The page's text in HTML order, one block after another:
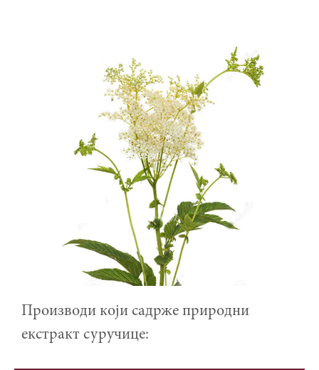
Производи који садрже природни
екстракт суручице: